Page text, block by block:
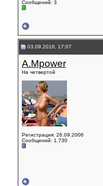
Сообщений: 3
03.09.2016, 17:07
A.Mpower
На четвертой
Регистрация: 26.09.2006
Сообщений: 1,730